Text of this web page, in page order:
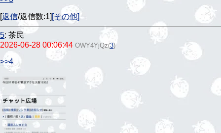
[返信/返信数:1] [その他]
5: 茶民
2026-06-28 00:06:44 OWY4YjQz(3)
>>4